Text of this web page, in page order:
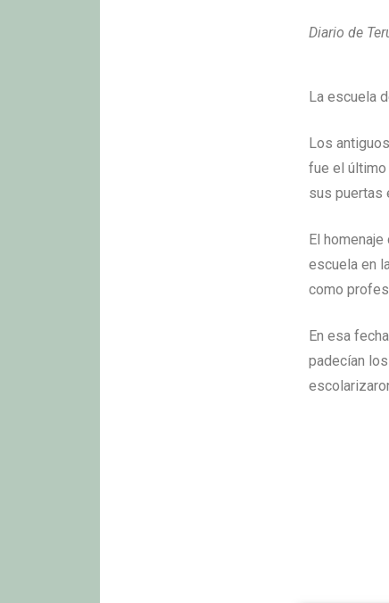
Diario de
La escuela
Los
fue el último
sus puertas
El
escuela en
como
En esa
padecían